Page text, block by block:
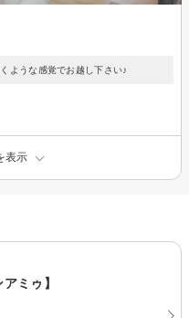
ような感覚でお越し下さい♪
表示
ミゥ】